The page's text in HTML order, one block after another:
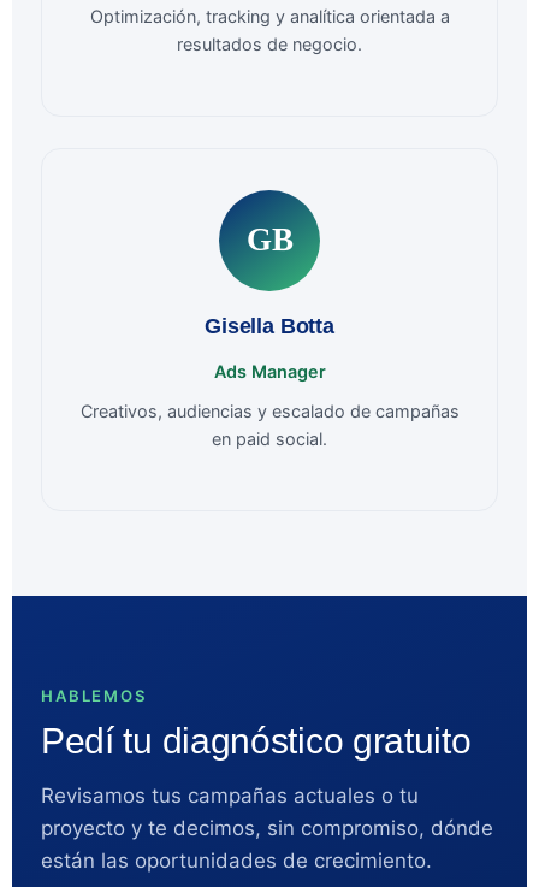
Optimización, tracking y analítica orientada a
resultados de negocio.
GB
Gisella Botta
Ads Manager
Creativos, audiencias y escalado de campañas
en paid social.
HABLEMOS
Pedí tu diagnóstico gratuito
Revisamos tus campañas actuales o tu
proyecto y te decimos, sin compromiso, dónde
están las oportunidades de crecimiento.